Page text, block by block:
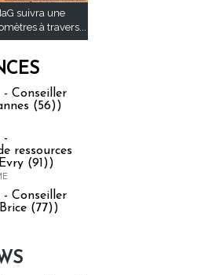
suivra une
à travers...
- Conseiller
(56))
-
ressources
(91))
- Conseiller
(77))